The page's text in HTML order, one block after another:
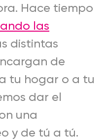
Hace tiempo
las
distintas
de
tu hogar o a tu
dar el
una
y de tú a tú.